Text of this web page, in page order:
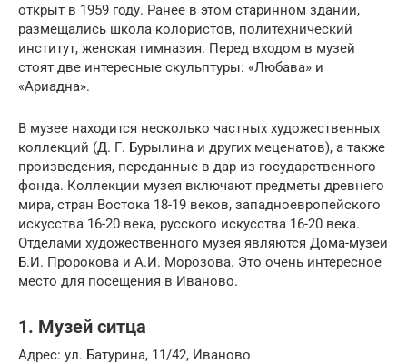
открыт в 1959 году. Ранее в этом старинном здании,
размещались школа колористов, политехнический
институт, женская гимназия. Перед входом в музей
стоят две интересные скульптуры: «Любава» и
«Ариадна».
В музее находится несколько частных художественных
коллекций (Д. Г. Бурылина и других меценатов), а также
произведения, переданные в дар из государственного
фонда. Коллекции музея включают предметы древнего
мира, стран Востока 18-19 веков, западноевропейского
искусства 16-20 века, русского искусства 16-20 века.
Отделами художественного музея являются Дома-музеи
Б.И. Пророкова и А.И. Морозова. Это очень интересное
место для посещения в Иваново.
1. Музей ситца
Адрес: ул. Батурина, 11/42, Иваново